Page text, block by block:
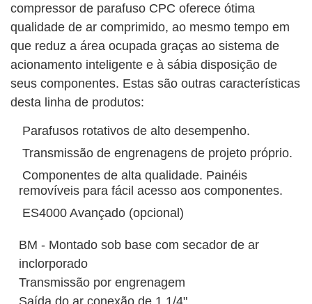
compressor de parafuso CPC oferece ótima
qualidade de ar comprimido, ao mesmo tempo em
que reduz a área ocupada graças ao sistema de
acionamento inteligente e à sábia disposição de
seus componentes. Estas são outras características
desta linha de produtos:
Parafusos rotativos de alto desempenho.
Transmissão de engrenagens de projeto próprio.
Componentes de alta qualidade. Painéis
removíveis para fácil acesso aos componentes.
ES4000 Avançado (opcional)
BM - Montado sob base com secador de ar
inclorporado
Transmissão por engrenagem
Saída do ar conexão de 1 1/4"